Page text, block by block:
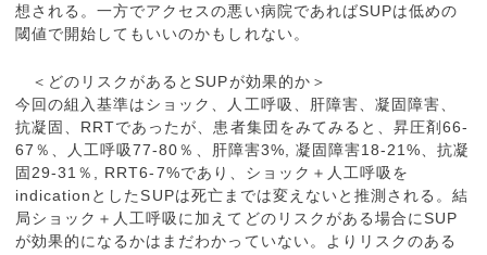
想される。一方でアクセスの悪い病院であればSUPは低めの
閾値で開始してもいいのかもしれない。
＜どのリスクがあるとSUPが効果的か＞
今回の組入基準はショック、人工呼吸、肝障害、凝固障害、
抗凝固、RRTであったが、患者集団をみてみると、昇圧剤66-
67％、人工呼吸77-80％、肝障害3%, 凝固障害18-21%、抗凝
固29-31％, RRT6-7%であり、ショック＋人工呼吸を
indicationとしたSUPは死亡までは変えないと推測される。結
局ショック＋人工呼吸に加えてどのリスクがある場合にSUP
が効果的になるかはまだわかっていない。よりリスクのある